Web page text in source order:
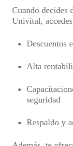
Cuando decides
Univital,
Descuentos
Alta
seguridad
Respaldo y